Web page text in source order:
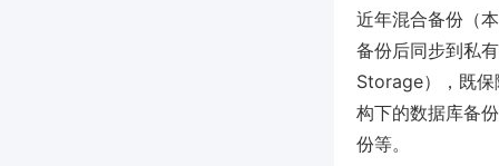
近年混合备份（
备份后同步到私
Storage），既保
构下的数据库备
份等。